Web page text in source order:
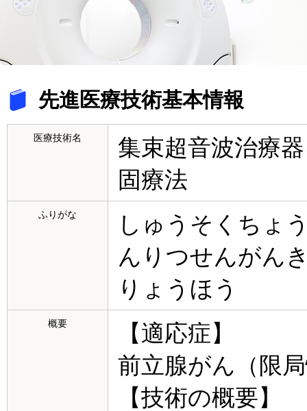
先進医療技術基本情報
医療技術名
集束超音波治療
固療法
ふりがな
しゅうそくちょ
んりつせんがん
りょうほう
概要
【適応症】
前立腺がん（限
【技術の概要】